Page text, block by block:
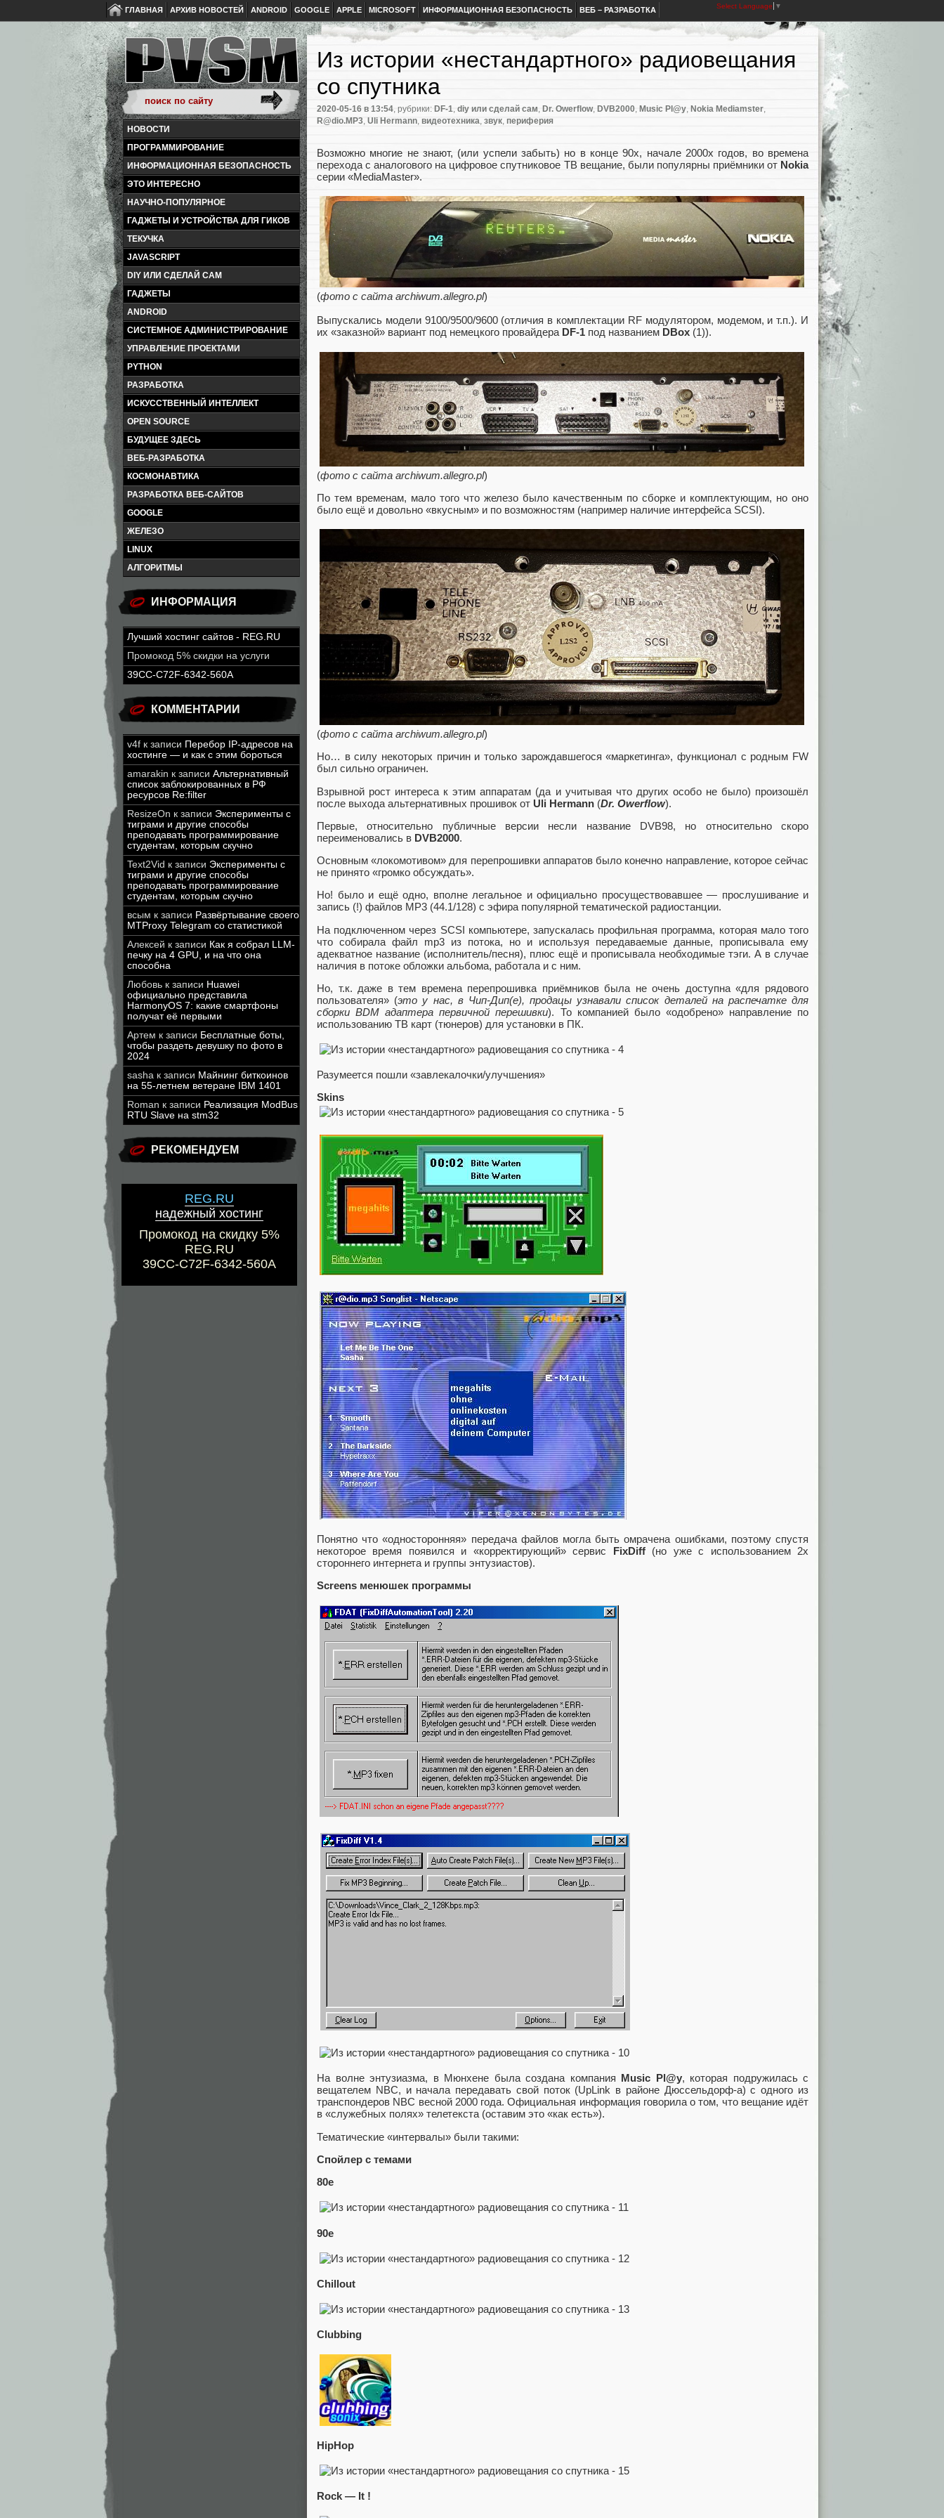
ГЛАВНАЯ АРХИВ НОВОСТЕЙ ANDROID GOOGLE APPLE MICROSOFT ИНФОРМАЦИОННАЯ БЕЗОПАСНОСТЬ ВЕБ – РАЗРАБОТКА Select Language ▼
НОВОСТИ
ПРОГРАММИРОВАНИЕ
ИНФОРМАЦИОННАЯ БЕЗОПАСНОСТЬ
ЭТО ИНТЕРЕСНО
НАУЧНО-ПОПУЛЯРНОЕ
ГАДЖЕТЫ И УСТРОЙСТВА ДЛЯ ГИКОВ
ТЕКУЧКА
JAVASCRIPT
DIY ИЛИ СДЕЛАЙ САМ
ГАДЖЕТЫ
ANDROID
СИСТЕМНОЕ АДМИНИСТРИРОВАНИЕ
УПРАВЛЕНИЕ ПРОЕКТАМИ
PYTHON
РАЗРАБОТКА
ИСКУССТВЕННЫЙ ИНТЕЛЛЕКТ
OPEN SOURCE
БУДУЩЕЕ ЗДЕСЬ
ВЕБ-РАЗРАБОТКА
КОСМОНАВТИКА
РАЗРАБОТКА ВЕБ-САЙТОВ
GOOGLE
ЖЕЛЕЗО
LINUX
АЛГОРИТМЫ
ИНФОРМАЦИЯ
Лучший хостинг сайтов - REG.RU
Промокод 5% скидки на услуги
39CC-C72F-6342-560A
КОММЕНТАРИИ
v4f к записи Перебор IP-адресов на
хостинге — и как с этим бороться
amarakin к записи Альтернативный
список заблокированных в РФ
ресурсов Re:filter
ResizeOn к записи Эксперименты с
тиграми и другие способы
преподавать программирование
студентам, которым скучно
Text2Vid к записи Эксперименты с
тиграми и другие способы
преподавать программирование
студентам, которым скучно
всым к записи Развёртывание своего
MTProxy Telegram со статистикой
Алексей к записи Как я собрал LLM-
печку на 4 GPU, и на что она
способна
Любовь к записи Huawei
официально представила
HarmonyOS 7: какие смартфоны
получат её первыми
Артем к записи Бесплатные боты,
чтобы раздеть девушку по фото в
2024
sasha к записи Майнинг биткоинов
на 55-летнем ветеране IBM 1401
Roman к записи Реализация ModBus
RTU Slave на stm32
РЕКОМЕНДУЕМ
REG.RU
надежный хостинг
Промокод на скидку 5%
REG.RU
39CC-C72F-6342-560A
Из истории «нестандартного» радиовещания
со спутника
2020-05-16 в 13:54, рубрики: DF-1, diy или сделай сам, Dr. Owerflow, DVB2000, Music Pl@y, Nokia Mediamster,
R@dio.MP3, Uli Hermann, видеотехника, звук, периферия
Возможно многие не знают, (или успели забыть) но в конце 90х, начале 2000х годов, во времена
перехода с аналогового на цифровое спутниковое ТВ вещание, были популярны приёмники от Nokia
серии «MediaMaster».
(фото с сайта archiwum.allegro.pl)
Выпускались модели 9100/9500/9600 (отличия в комплектации RF модулятором, модемом, и т.п.). И
их «заказной» вариант под немецкого провайдера DF-1 под названием DBox (1)).
(фото с сайта archiwum.allegro.pl)
По тем временам, мало того что железо было качественным по сборке и комплектующим, но оно
было ещё и довольно «вкусным» и по возможностям (например наличие интерфейса SCSI).
(фото с сайта archiwum.allegro.pl)
Но… в силу некоторых причин и только зарождавшегося «маркетинга», функционал с родным FW
был сильно ограничен.
Взрывной рост интереса к этим аппаратам (да и учитывая что других особо не было) произошёл
после выхода альтернативных прошивок от Uli Hermann (Dr. Owerflow).
Первые, относительно публичные версии несли название DVB98, но относительно скоро
переименовались в DVB2000.
Основным «локомотивом» для перепрошивки аппаратов было конечно направление, которое сейчас
не принято «громко обсуждать».
Но! было и ещё одно, вполне легальное и официально просуществовавшее — прослушивание и
запись (!) файлов MP3 (44.1/128) c эфира популярной тематической радиостанции.
На подключенном через SCSI компьютере, запускалась профильная программа, которая мало того
что собирала файл mp3 из потока, но и используя передаваемые данные, прописывала ему
адекватное название (исполнитель/песня), плюс ещё и прописывала необходимые тэги. А в случае
наличия в потоке обложки альбома, работала и с ним.
Но, т.к. даже в тем времена перепрошивка приёмников была не очень доступна «для рядового
пользователя» (это у нас, в Чип-Дип(е), продацы узнавали список деталей на распечатке для
сборки BDM адаптера первичной перешивки). То компанией было «одобрено» направление по
использованию ТВ карт (тюнеров) для установки в ПК.
Разумеется пошли «завлекалочки/улучшения»
Skins
Понятно что «односторонняя» передача файлов могла быть омрачена ошибками, поэтому спустя
некоторое время появился и «корректирующий» сервис FixDiff(но уже с использованием 2х
стороннего интернета и группы энтузиастов).
Screens менюшек программы
На волне энтузиазма, в Мюнхене была создана компания Music Pl@y, которая подружилась с
вещателем NBC, и начала передавать свой поток (UpLink в районе Дюссельдорф-а) с одного из
транспондеров NBC весной 2000 года. Официальная информация говорила о том, что вещание идёт
в «служебных полях» телетекста (оставим это «как есть»).
Тематические «интервалы» были такими:
Спойлер с темами
80е
90е
Chillout
Clubbing
HipHop
Rock — It !